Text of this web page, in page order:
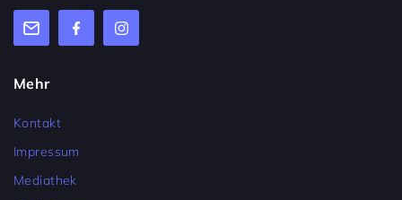
Mehr
Kontakt
Impressum
Mediathek